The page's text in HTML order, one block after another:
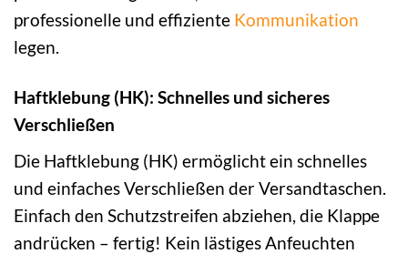
professionelle und effiziente Kommunikation
legen.
Haftklebung (HK): Schnelles und sicheres
Verschließen
Die Haftklebung (HK) ermöglicht ein schnelles
und einfaches Verschließen der Versandtaschen.
Einfach den Schutzstreifen abziehen, die Klappe
andrücken – fertig! Kein lästiges Anfeuchten